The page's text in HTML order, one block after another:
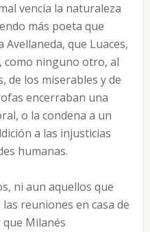
vencía la naturaleza
más poeta que
Avellaneda, que Luaces,
como ninguno otro, al
de los miserables y de
encerraban una
o la condena a un
a las injusticias
humanas.
ni aun aquellos que
reuniones en casa de
Milanés